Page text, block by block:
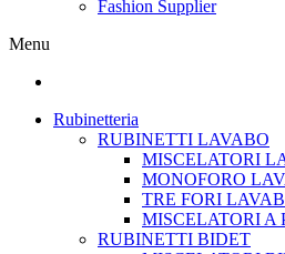
Fashion Supplier
Menu
Rubinetteria
RUBINETTI LAVABO
MISCELATORI
MONOFORO
TRE FORI
MISCELATORI A
RUBINETTI BIDET